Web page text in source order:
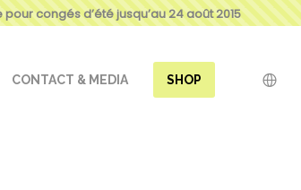
congés d’été jusqu’au 24 août 2015
CONTACT & MEDIA SHOP